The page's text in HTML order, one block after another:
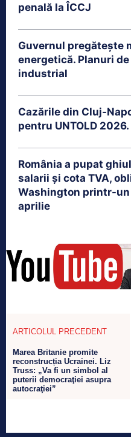
penală la ÎCCJ
Guvernul pregătește
energetică. Planuri
industrial
Cazările din Cluj-
pentru UNTOLD
România a pupat
salarii și cota TVA,
Washington printr-un
aprilie
ARTICOLUL PRECEDENT
Marea Britanie promite
reconstrucția Ucrainei. Liz
Truss: „Va fi un simbol al
puterii democraţiei asupra
autocraţiei”